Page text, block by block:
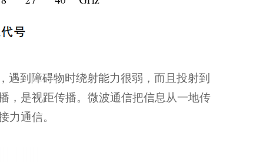
遇到障碍物时绕射能力很弱，而且投射到
，是视距传播。微波通信把信息从一地传
力通信。